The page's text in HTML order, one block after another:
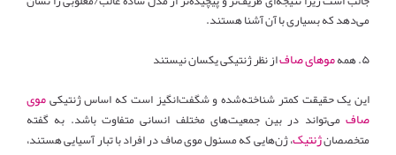
می‌دهد که بسیاری با آن آشنا هستند.
۵. همه
موهای صافاز نظر ژنتیکی یکسان نیستند
این یک حقیقت کمتر شناخته‌شده و شگفت‌انگیز است که اساس ژنتیکیموی
صاف می‌تواند در بین جمعیت‌های مختلف انسانی متفاوت باشد. به گفته
متخصصانژنتیک، ژن‌هایی که مسئول موی صاف در افراد با تبار آسیایی هستند،